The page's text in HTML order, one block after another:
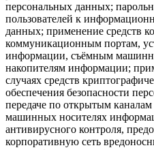
персональных данных;
пользователей к
данных; применение средств
коммуникационным портам,
информации, съёмным
накопителям информации;
случаях средств
обеспечения безопасности
передаче по открытым
машинных носителях
антивирусного контроля,
корпоративную сеть